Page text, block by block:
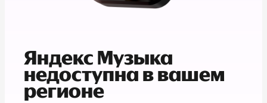
Яндекс Музыка
недоступна в вашем
регионе